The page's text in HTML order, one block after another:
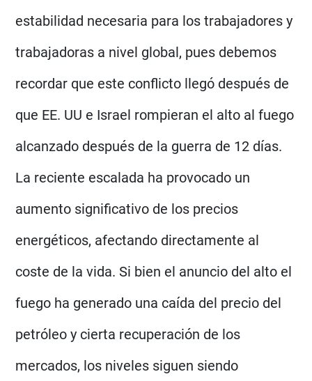
estabilidad necesaria para los trabajadores y
trabajadoras a nivel global, pues debemos
recordar que este conflicto llegó después de
que EE. UU e Israel rompieran el alto al fuego
alcanzado después de la guerra de 12 días.
La reciente escalada ha provocado un
aumento significativo de los precios
energéticos, afectando directamente al
coste de la vida. Si bien el anuncio del alto el
fuego ha generado una caída del precio del
petróleo y cierta recuperación de los
mercados, los niveles siguen siendo